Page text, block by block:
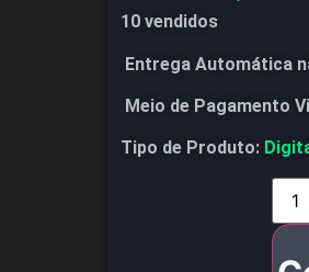
10 vendidos
Entrega Automática
Meio de Pagamento
Tipo de Produto: